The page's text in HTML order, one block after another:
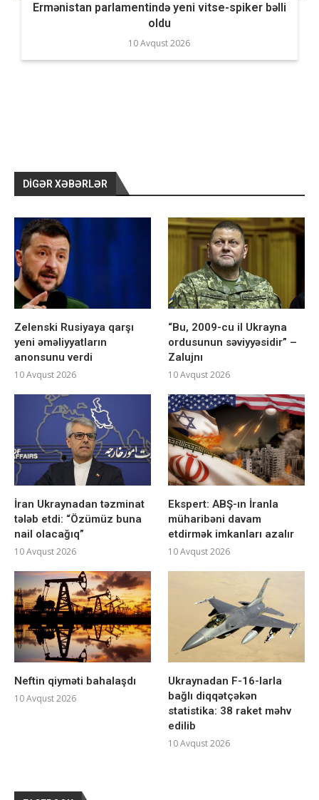
Ermənistan parlamentində yeni vitse-spiker bəlli
oldu
10 Avqust 2026
DIGƏR XƏBƏRLƏR
Zelenski Rusiyaya qarşı
yeni əməliyyatların
anonsunu verdi
10 Avqust 2026
“Bu, 2009-cu il Ukrayna
ordusunun səviyyəsidir” –
Zalujnı
10 Avqust 2026
İran Ukraynadan təzminat
tələb etdi: “Özümüz buna
nail olacağıq”
10 Avqust 2026
Ekspert: ABŞ-ın İranla
müharibəni davam
etdirmək imkanları azalır
10 Avqust 2026
Neftin qiyməti bahalaşdı
10 Avqust 2026
Ukraynadan F-16-larla
bağlı diqqətçəkən
statistika: 38 raket məhv
edilib
10 Avqust 2026